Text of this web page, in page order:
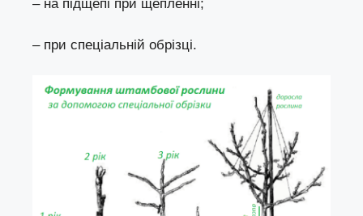
– на підщепі при щепленні;
– при спеціальній обрізці.